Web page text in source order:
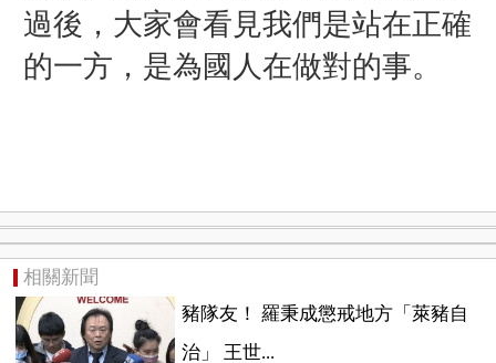
過後，大家會看見我們是站在正確
的一方，是為國人在做對的事。
相關新聞
豬隊友！ 羅秉成懲戒地方「萊豬自
治」 王世...